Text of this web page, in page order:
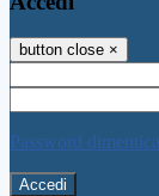
button close ×
Password